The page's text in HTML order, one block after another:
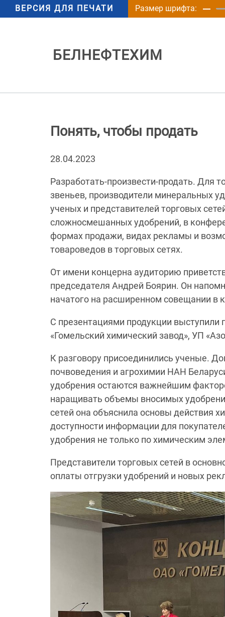
ВЕРСИЯ ДЛЯ ПЕЧАТИ Размер шрифта:
БЕЛНЕФТЕХИМ
Понять, чтобы продать
28.04.2023
Разработать-произвести-продать. Для
звеньев, производители минеральных
ученых и представителей торговых
сложносмешанных удобрений, в
формах продажи, видах рекламы и
товароведов в торговых сетях.
От имени концерна аудиторию
председателя Андрей Боярин. Он
начатого на расширенном совещании в
С презентациями продукции
«Гомельский химический завод», УП
К разговору присоединились ученые.
почвоведения и агрохимии НАН
удобрения остаются важнейшим
наращивать объемы вносимых
сетей она объяснила основы действия
доступности информации для
удобрения не только по химическим
Представители торговых сетей в
оплаты отгрузки удобрений и новых